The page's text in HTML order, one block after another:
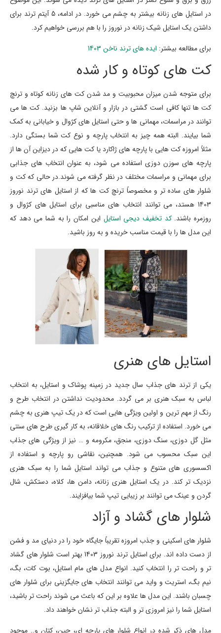
در استایل های زنانه بیشتر به چشم می خورد. در ادامه، 5 آیتم ترند برای
داشتن یک استایل شیک زنانه در نوروز را با هم بررسی خواهیم کرد.
برای مطالعه بیشتر: ایده های ترند ناخن 1403
کت های کوتاه و کار شده
برای متوجه شدن میزان محبوبیت و مد شدن کت های زنانه کوتاه و ترنچ
کت ها تنها کافی است گشتی در بازار و آنلاین شاپ ها بزنید. کت ها می
توانند در مراسمات، مهمانی ها و حتی استایل های کژوال و خیابانی به کمک
شما بیایند. البته همه چیز به انتخاب پارچه و نوع کت شما بستگی دارد.
مثلاً امروزه کت هایی با پارچه های ژاکارد یا کت هایی که در دیزاین آن ها از
پارچه های سوزن دوزی استفاده می شود، به عنوان انتخاب های جذابی
برای مهمانی و مراسمات مختلف در نظر گرفته می شوند.در حالی که کت و
شلوار های ساده تر و مخصوصاً ترنچ کت ها که از استایل های ترند نوروز
1403 هستد، می توانند انتخاب های مناسبی برای استایل های کژوال و
روزمره باشند.کد تخفیف دیجی استایل این امکان را به شما می دهد که
این مدل ها را با قیمت مناسب خریده و به روز باشید.
استایل های هنری
یکی از ترند های جذاب سال جدید در زمینه پوشاک و استایل، به انتخاب
لباس به سبک هنری بر می گردد. محدودیت نداشتن در انتخاب طرح و
رنگ از مهم ترین و اولین ویژگی هایی است که در یک تیپ هنری به چشم
می خورد. استفاده از ترکیب رنگ های خلاقانه، به کار گیری طرح های سنتی
مثل گل دوزی، سنگ دوزی، منجق، مکرومه و … نیز از ویژگی های جذاب
این سبک محسوب می شود. همچنین، نقاشی رو پارچه و استفاده از
اکسسوری های متنوع و جذاب می تواند استایل شما را به سبک هنری
نزدیک تر کند. در یک استایل هنری زنانه، دامن ها، کلاه، دستکش، شال
گردن و عینک می توانند بر زیبایی تیپ شما بیافزایند.
شلوار های گشاد و آزاد
شلوار های اسکینی و جذب امروزه تقریباً جایگاه خود را در دنیای مد و فشن
از دست داده اند. برای استایل ترند نوروز 1403 بهتر است شلوار های گشاد
تر و راحت تر را انتخاب کنید. انواع مدل های مام استایل، بوت کات، بگ،
نیم بگ، استریت و واید می توانند انتخاب های جایگزینی برای شلوار های
چسبان باشند. این مدل ها علاوه بر این که باعث می شوند راحت تر باشید،
استایل شما را نیز امروزی تر و البته جذاب تر نشان خواهند داد.
مدل های ذکر شده در انواع شلوار های پارچه ای، جین، کتان و.. موجود